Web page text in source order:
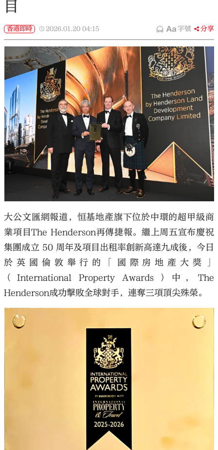
目
香港即時 2026.01.20 04:15 字號 分享
大公文匯網報道，恒基地產旗下位於中環的超甲級商
業項目The Henderson再傳捷報。繼上周五宣布慶祝
集團成立 50 周年及項目出租率創新高達九成後，今日
於英國倫敦舉行的「國際房地產大獎」
（International Property Awards）中，The
Henderson成功擊敗全球對手，連奪三項頂尖殊榮。